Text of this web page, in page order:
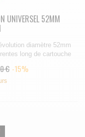
UNIVERSEL 52MM
diamètre 52mm
long de cartouche
€ -15%